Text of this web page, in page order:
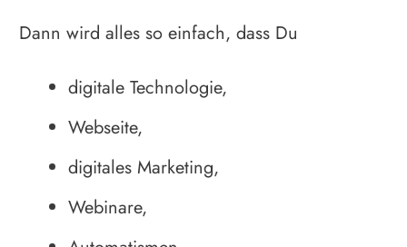
Dann wird alles so einfach, dass Du
digitale Technologie,
Webseite,
digitales Marketing,
Webinare,